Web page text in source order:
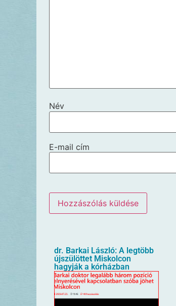
Név
E-mail cím
dr. Barkai László: A legtöbb
újszülöttet Miskolcon
hagyják a kórházban